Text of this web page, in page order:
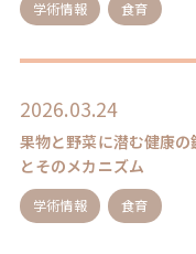
学術情報 食育
2026.03.24
果物と野菜に潜む健康
とそのメカニズム
学術情報 食育